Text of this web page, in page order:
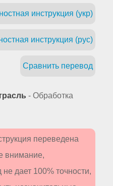
инструкция (укр)
инструкция (рус)
Сравнить перевод
- Обработка
переведена
внимание,
дает 100% точности,